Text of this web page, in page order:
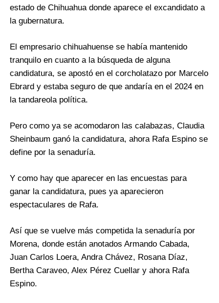
estado de Chihuahua donde aparece el excandidato a
la gubernatura.
El empresario chihuahuense se había mantenido
tranquilo en cuanto a la búsqueda de alguna
candidatura, se apostó en el corcholatazo por Marcelo
Ebrard y estaba seguro de que andaría en el 2024 en
la tandareola política.
Pero como ya se acomodaron las calabazas, Claudia
Sheinbaum ganó la candidatura, ahora Rafa Espino se
define por la senaduría.
Y como hay que aparecer en las encuestas para
ganar la candidatura, pues ya aparecieron
espectaculares de Rafa.
Así que se vuelve más competida la senaduría por
Morena, donde están anotados Armando Cabada,
Juan Carlos Loera, Andra Chávez, Rosana Díaz,
Bertha Caraveo, Alex Pérez Cuellar y ahora Rafa
Espino.